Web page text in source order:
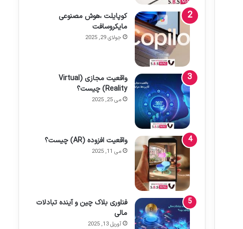
کوپایلت ،هوش مصنوعی
مایکروسافت
جولای 29, 2025
واقعیت مجازی (Virtual
Reality) چیست؟
می 25, 2025
واقعیت افزوده (AR) چیست؟
می 11, 2025
فناوری بلاک چین و آینده تبادلات
مالی
آوریل 13, 2025